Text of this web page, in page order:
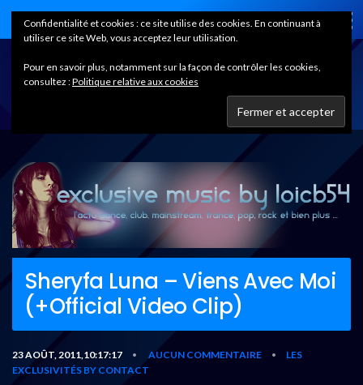
Home
Sheryfa Luna – Viens Avec Moi
(+Official Video Clip)
23 AOÛT, 2011,10:17:17 • AUCUN COMMENTAIRE •
LES
EXCLUSIVITÉS BY CONTACT
Confidentialité et cookies : ce site utilise des cookies. En continuant à
utiliser ce site Web, vous acceptez leur utilisation.
Pour en savoir plus, notamment sur la façon de contrôler les cookies,
consultez :Politique relative aux cookies